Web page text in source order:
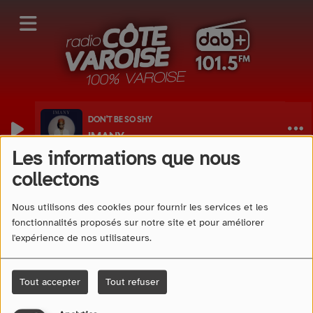
Les informations que nous
collectons
Nous utilisons des cookies pour fournir les services et les
fonctionnalités proposés sur notre site et pour améliorer
l'expérience de nos utilisateurs.
Tout accepter Tout refuser
DON'T BE SO SHY
IMANY
Pages
Exemple d'une page
Devenir partenaire de Radio Côte Varoise >
04 94 58 08 49